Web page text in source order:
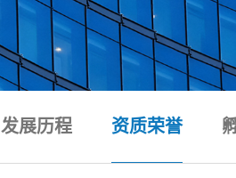
发展历程 资质荣誉